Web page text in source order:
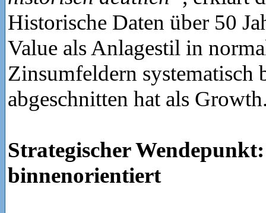
Historische Daten über 50
Value als Anlagestil in
Zinsumfeldern systematisch
abgeschnitten hat als
Strategischer
binnenorientiert